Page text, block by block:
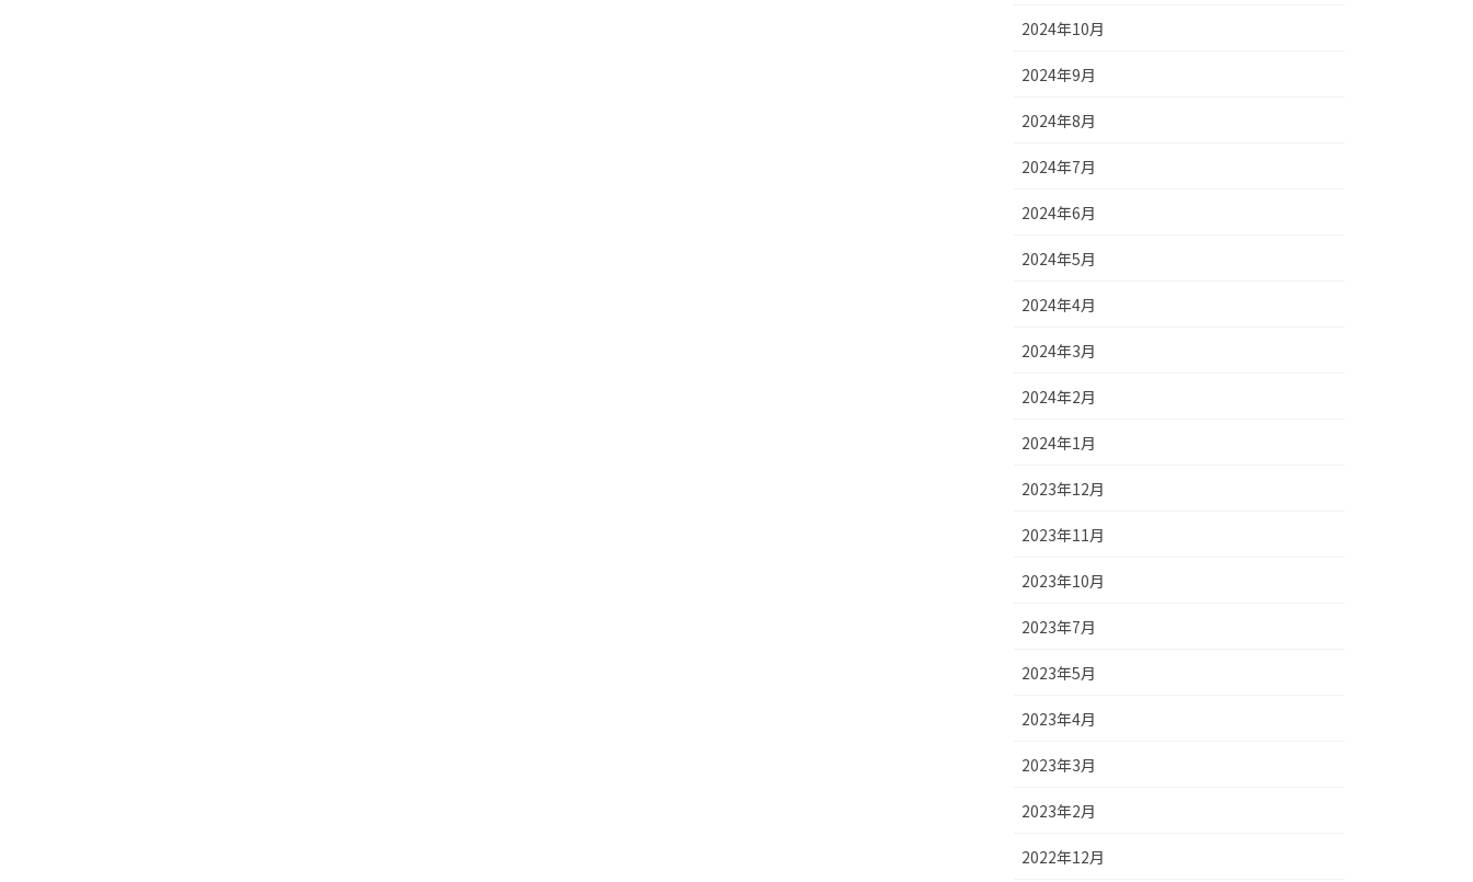
2024年10月
2024年9月
2024年8月
2024年7月
2024年6月
2024年5月
2024年4月
2024年3月
2024年2月
2024年1月
2023年12月
2023年11月
2023年10月
2023年7月
2023年5月
2023年4月
2023年3月
2023年2月
2022年12月